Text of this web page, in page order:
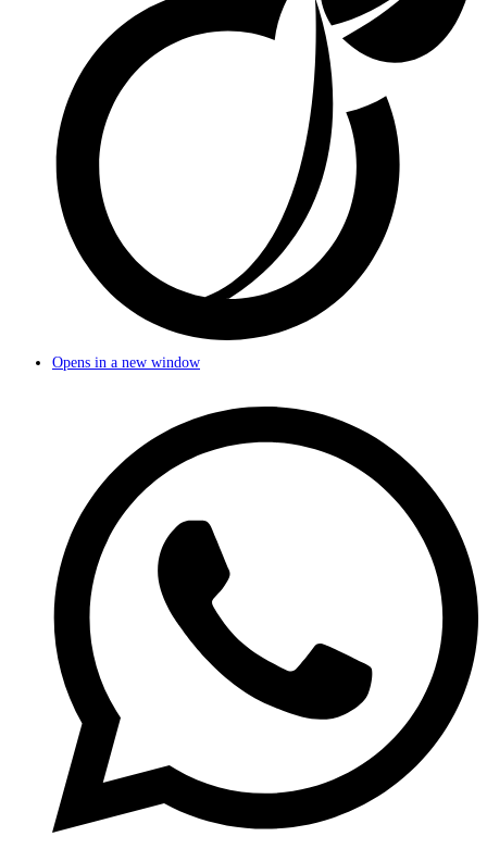
Opens in a new window